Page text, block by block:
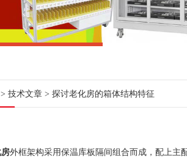
> 技术文章 > 探讨老化房的箱体结构特征
外框架构采用保温库板隔间组合而成，配上主